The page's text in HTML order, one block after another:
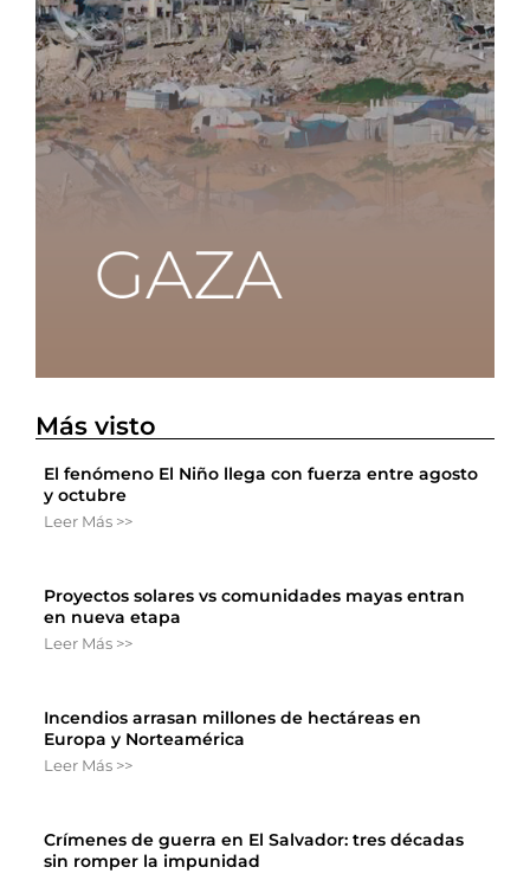
Más visto
El fenómeno El Niño llega con fuerza entre agosto
y octubre
Leer Más >>
Proyectos solares vs comunidades mayas entran
en nueva etapa
Leer Más >>
Incendios arrasan millones de hectáreas en
Europa y Norteamérica
Leer Más >>
Crímenes de guerra en El Salvador: tres décadas
sin romper la impunidad